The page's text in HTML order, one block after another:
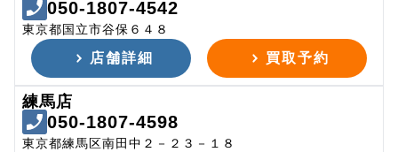
050-1807-4542
東京都国立市谷保６４８
店舗詳細 買取予約
練馬店
050-1807-4598
東京都練馬区南田中２－２３－１８